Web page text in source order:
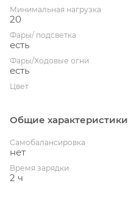
Минимальная нагрузка
20
Фары/ подсветка
есть
Фары/Ходовые огни
есть
Цвет
Общие характеристики
Cамобалансировка
нет
Время зарядки
2 ч